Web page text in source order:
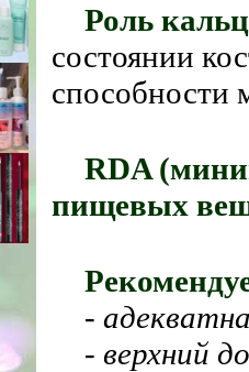
Роль
состоянии
способности
RDA
пищевых
-
- верхний